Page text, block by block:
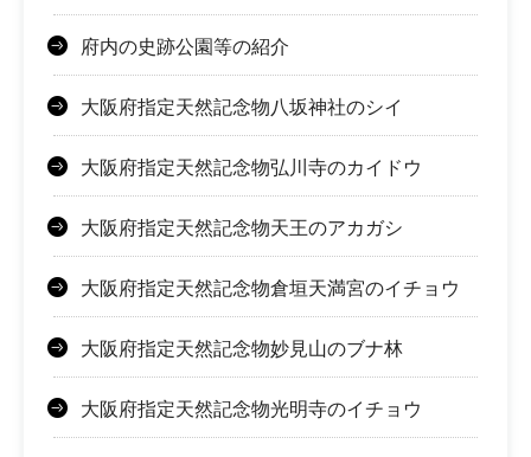
府内の史跡公園等の紹介
大阪府指定天然記念物八坂神社のシイ
大阪府指定天然記念物弘川寺のカイドウ
大阪府指定天然記念物天王のアカガシ
大阪府指定天然記念物倉垣天満宮のイチョウ
大阪府指定天然記念物妙見山のブナ林
大阪府指定天然記念物光明寺のイチョウ